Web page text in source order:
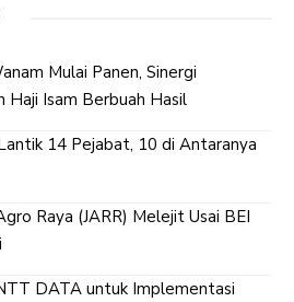
Mulai Panen, Sinergi
Haji Isam Berbuah Hasil
14 Pejabat, 10 di Antaranya
Raya (JARR) Melejit Usai BEI
DATA untuk Implementasi